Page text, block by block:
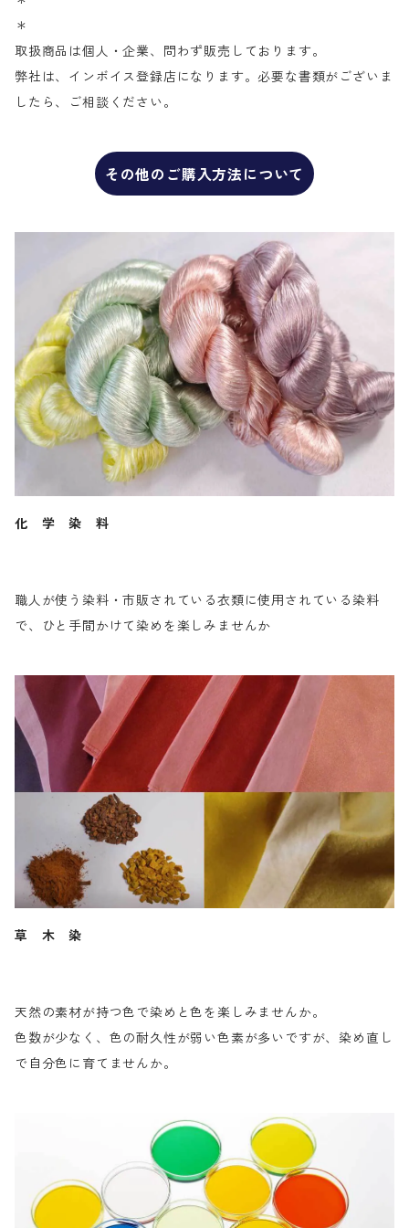
＊
取扱商品は個人・企業、問わず販売しております。
弊社は、インボイス登録店になります。必要な書類がございま
したら、ご相談ください。
その他のご購入方法について
化 学 染 料
職人が使う染料・市販されている衣類に使用されている染料
で、ひと手間かけて染めを楽しみませんか
草 木 染
天然の素材が持つ色で染めと色を楽しみませんか。
色数が少なく、色の耐久性が弱い色素が多いですが、染め直し
で自分色に育てませんか。